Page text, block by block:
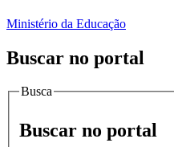
Ministério da Educação
Buscar no portal
Busca
Buscar no portal